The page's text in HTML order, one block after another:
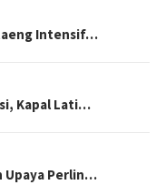
Intensif…
Kapal Lati…
Upaya Perlin…